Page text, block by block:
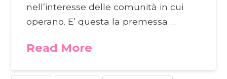
nell’interesse delle comunità in cui
operano. E’ questa la premessa …
Read More